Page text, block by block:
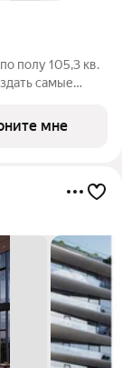
полу 105,3 кв.
самые
этаже мне